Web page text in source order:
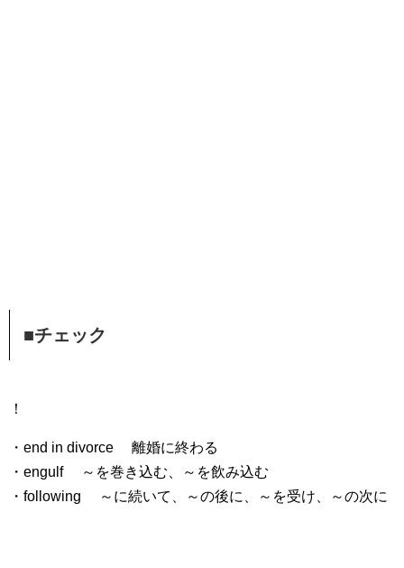
■チェック
！
・end in divorce 離婚に終わる
・engulf ～を巻き込む、～を飲み込む
・following ～に続いて、～の後に、～を受け、～の次に